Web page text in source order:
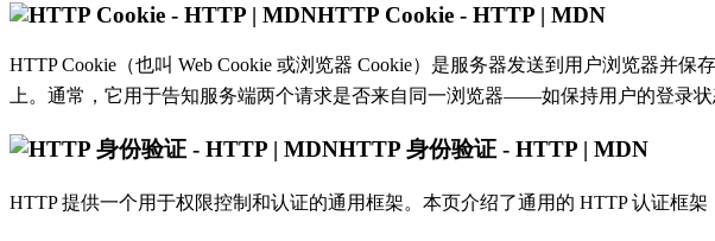
HTTP Cookie - HTTP | MDN
HTTP Cookie（也叫 Web Cookie 或浏览器 Cookie）是服务器发送到用户浏览器并
上。通常，它用于告知服务端两个请求是否来自同一浏览器——如保持用户的登录状
HTTP 身份验证 - HTTP | MDN
HTTP 提供一个用于权限控制和认证的通用框架。本页介绍了通用的 HTTP 认证框